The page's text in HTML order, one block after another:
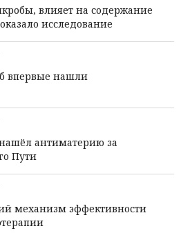
влияет на содержание
исследование
впервые нашли
нашёл антиматерию за
Пути
механизм эффективности